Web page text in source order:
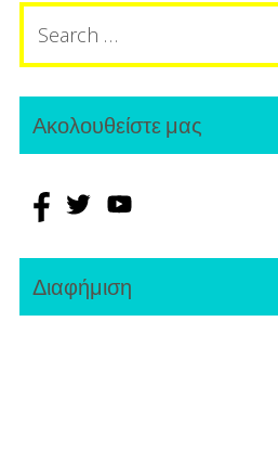
Search
for:
Ακολουθείστε μας
Διαφήμιση